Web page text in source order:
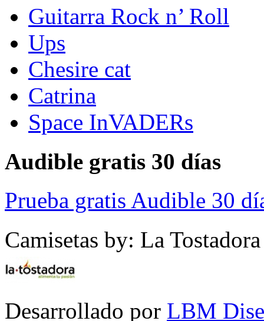
Guitarra Rock n’ Roll
Ups
Chesire cat
Catrina
Space InVADERs
Audible gratis 30 días
Prueba gratis Audible 30
Camisetas by: La Tostadora
Desarrollado por LBM